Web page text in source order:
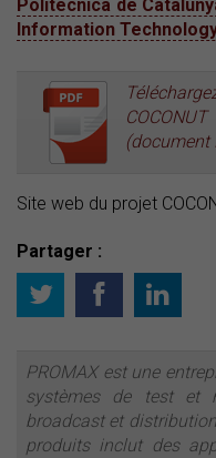
Politecnica de
Information
COCONUT
(document
Site web du projet
Partager :
PROMAX est une
systèmes de test et
broadcast et
produits inclut des